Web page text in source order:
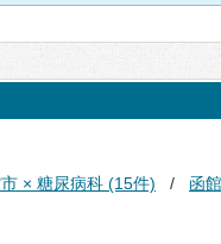
× 糖尿病科 (15件) 函